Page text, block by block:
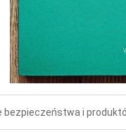
bezpieczeństwa i